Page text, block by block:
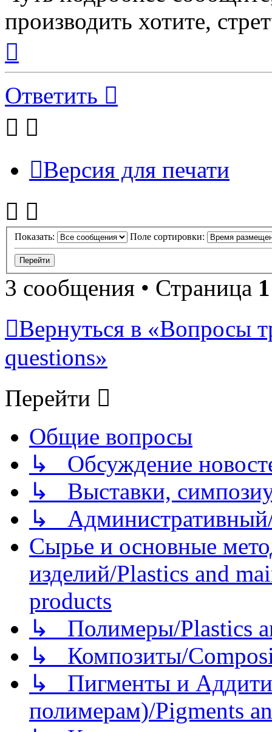
производить хотите,
началу
Ответить
Версия для печати
Показать: Поле сортировки:
3 сообщения • Страница 1
Вернуться в «Вопросы
questions»
Перейти
Общие вопросы
↳ Обсуждение
↳ Выставки,
↳
Сырье и основные
изделий/Plastics and
products
↳ Полимеры/Plastics
↳ Композиты/
↳ Пигменты и
полимерам)/Pigments